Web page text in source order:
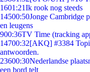
1601:21Ik rook nog steeds
14500:50Jonge Cambridge
en leugens
900:36TV Time (tracking
14700:32[AKQ] #3384
antwoorden.
23600:30Nederlandse
een bord telt